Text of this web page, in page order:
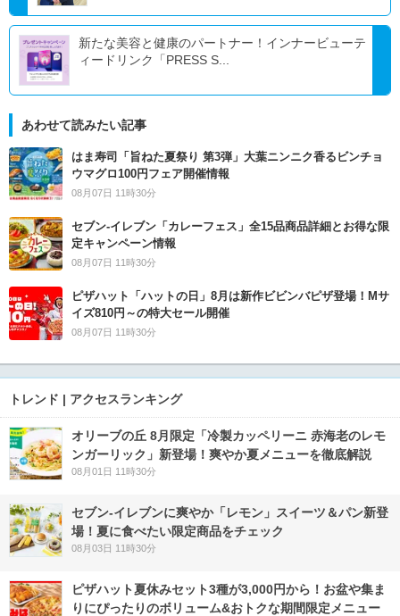
新たな美容と健康のパートナー！インナービューテ
ィードリンク「PRESS S...
あわせて読みたい記事
はま寿司「旨ねた夏祭り 第3弾」大葉ニンニク香るビンチョ
ウマグロ100円フェア開催情報
08月07日 11時30分
セブン‐イレブン「カレーフェス」全15品商品詳細とお得な限
定キャンペーン情報
08月07日 11時30分
ピザハット「ハットの日」8月は新作ビビンバピザ登場！Mサ
イズ810円～の特大セール開催
08月07日 11時30分
トレンド | アクセスランキング
オリーブの丘 8月限定「冷製カッペリーニ 赤海老のレモ
ンガーリック」新登場！爽やか夏メニューを徹底解説
08月01日 11時30分
セブン‐イレブンに爽やか「レモン」スイーツ＆パン新登
場！夏に食べたい限定商品をチェック
08月03日 11時30分
ピザハット夏休みセット3種が3,000円から！お盆や集ま
りにぴったりのボリューム&おトクな期間限定メニュー